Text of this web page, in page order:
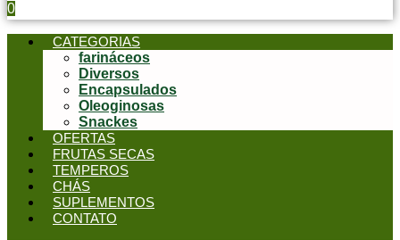
0
CATEGORIAS
farináceos
Diversos
Encapsulados
Oleoginosas
Snackes
OFERTAS
FRUTAS SECAS
TEMPEROS
CHÁS
SUPLEMENTOS
CONTATO